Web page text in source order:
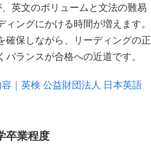
英文のボリュームと文法の難易
ングにかける時間が増えます。
確保しながら、リーディングの正
ランスが合格への近道です。
｜英検 公益財団法人 日本英語
卒業程度